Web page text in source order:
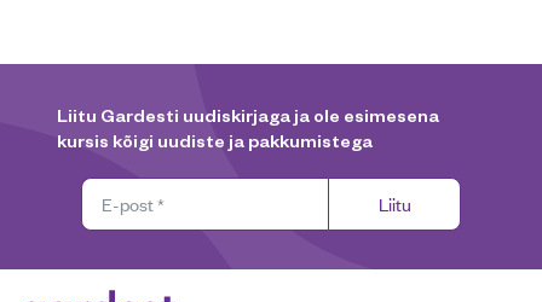
Liitu Gardesti uudiskirjaga ja ole esimesena
kursis kõigi uudiste ja pakkumistega
Liitu